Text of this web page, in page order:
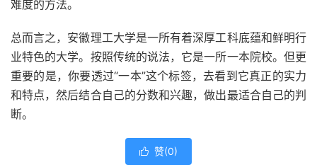
难度的方法。
总而言之，安徽理工大学是一所有着深厚工科底蕴和鲜明行
业特色的大学。按照传统的说法，它是一所一本院校。但更
重要的是，你要透过“一本”这个标签，去看到它真正的实力
和特点，然后结合自己的分数和兴趣，做出最适合自己的判
断。
 赞(0)